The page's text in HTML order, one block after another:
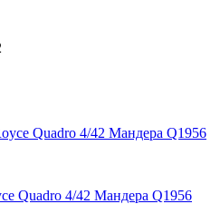
Quadro 4/42 Мандера Q1956